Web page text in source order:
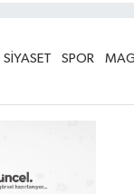
SİYASET SPOR